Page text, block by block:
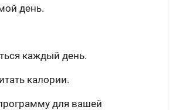
день.
каждый день.
калории.
для вашей